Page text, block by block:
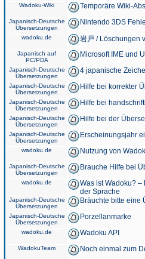
Wadoku-Wiki Temporäre Wiki-
Japanisch-Deutsche
Übersetzungen
Nintendo 3DS
wadoku.de 岩戸 / Löschungen
Japanisch auf
PC/PDA
Microsoft IME und
Japanisch-Deutsche
Übersetzungen
4 japanische
Japanisch-Deutsche
Übersetzungen
Hilfe bei korrekter
Japanisch-Deutsche
Übersetzungen
Hilfe bei
Japanisch-Deutsche
Übersetzungen
Hilfe bei der
Japanisch-Deutsche
Übersetzungen
Erscheinungsjahr
wadoku.de Nutzung von
Japanisch-Deutsche
Übersetzungen
Brauche Hilfe bei
wadoku.de
Was ist Wadoku?
der Sprache
Japanisch-Deutsche
Übersetzungen
Bräuchte bitte eine
Japanisch-Deutsche
Übersetzungen
Porzellanmarke
wadoku.de Wadoku API
WadokuTeam Noch einmal zum